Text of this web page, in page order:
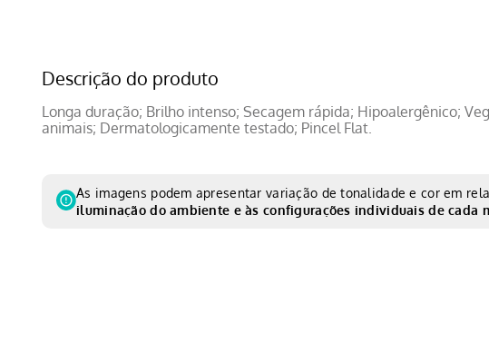
Descrição do produto
Longa duração; Brilho intenso; Secagem rápida; Hipoalergênico;
animais; Dermatologicamente testado; Pincel Flat.
As imagens podem apresentar variação de tonalidade e cor em
iluminação do ambiente e às configurações individuais de cada